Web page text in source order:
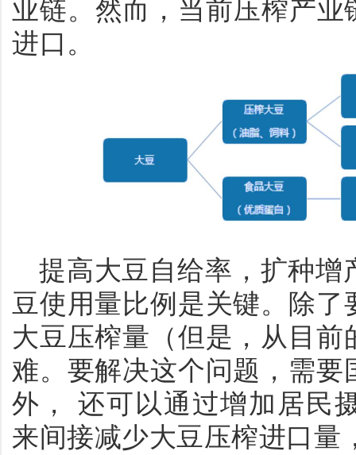
业链。然而，当前压榨产
进口。
提高大豆自给率，扩种
豆使用量比例是关键。除
大豆压榨量（但是，从目
难。要解决这个问题，需
外， 还可以通过增加居民
来间接减少大豆压榨进口量